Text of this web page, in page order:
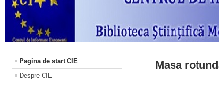
Pagina de start CIE
Despre CIE
Masa